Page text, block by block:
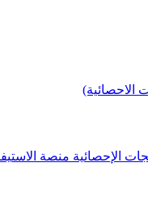
الاحصائية)
الإحصائية منصة